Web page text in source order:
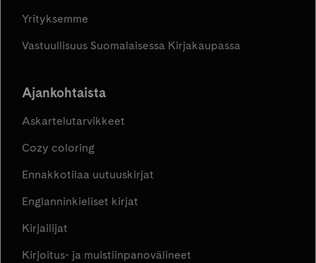
Yrityksemme
Vastuullisuus Suomalaisessa Kirjakaupassa
Ajankohtaista
Askartelutarvikkeet
Cozy coloring
Ennakkotilaa uutuuskirjat
Englanninkieliset kirjat
Kirjailijat
Kirjoitus- ja muistiinpanovälineet